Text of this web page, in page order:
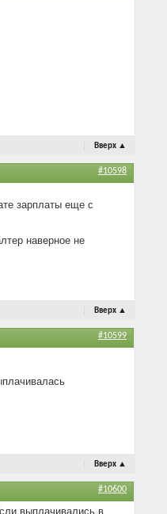
Вверх ▲
#10598
зарплаты еще с
наверное не
Вверх ▲
#10599
Вверх ▲
#10600
выплачивались в